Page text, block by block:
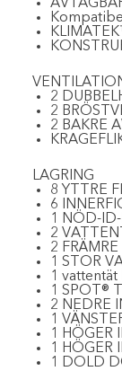
2
2
2 BAKRE
LAGRING
8 YTTRE
6
1 NÖD-
2
2
1 STOR
1
1 SPOT®
2 NEDRE
1
1 HÖGER
1 HÖGER
1 DOLD